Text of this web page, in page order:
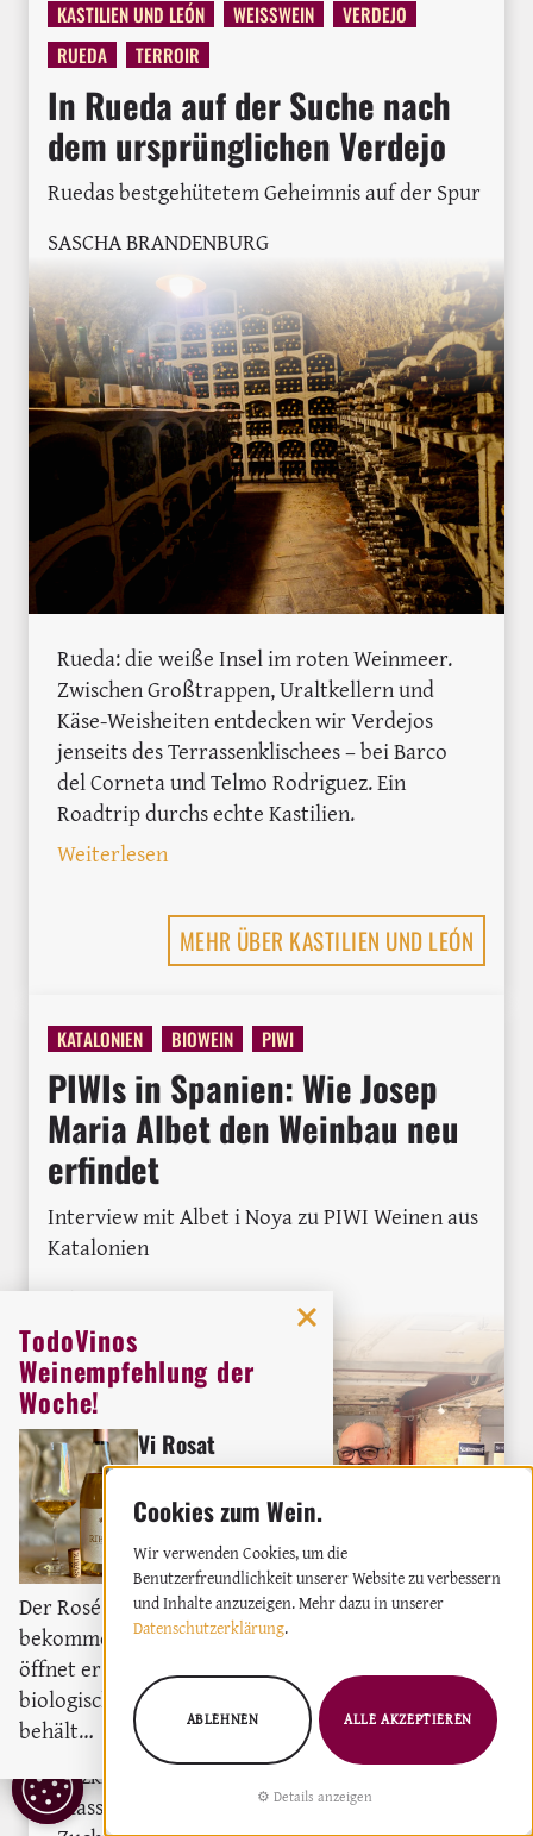
COOKIE
EINSTELLUNGEN
KASTILIEN UND LEÓN WEISSWEIN
VERDEJO
RUEDA
TERROIR
In Rueda auf der Suche nach
dem ursprünglichen Verdejo
Ruedas bestgehütetem Geheimnis auf der Spur
SASCHA BRANDENBURG
Rueda: die weiße Insel im roten Weinmeer.
Zwischen Großtrappen, Uraltkellern und
Käse-Weisheiten entdecken wir Verdejos
jenseits des Terrassenklischees – bei Barco
del Corneta und Telmo Rodriguez. Ein
Roadtrip durchs echte Kastilien.
Weiterlesen: In Rueda auf der Suche nach dem
MEHR ÜBER KASTILIEN UND LEÓN
KATALONIEN BIOWEIN PIWI
PIWIs in Spanien: Wie Josep
Maria Albet den Weinbau neu
erfindet
Interview mit Albet i Noya zu PIWI Weinen aus
Katalonien
MARION ROCKSTROH-KRUFT
Von Bio zu Zero Treatment: Josep Maria
Albet züchtet PIWI-Reben, die
Pilzkrankheiten trotzen und wie katalanische
Klassiker schmecken. 650.000 Kreuzungen, 4
TodoVinos
Weinempfehlung der
Woche!
Vi Rosat
Rosé
2023
Der Rosé darf gerne etwas Luft
bekommen, denn dadurch
öffnet er sich richtig. Trotz des
biologischen Säureabbaus,
behält…
Wir verwenden Cookies, um die
Benutzerfreundlichkeit unserer Website zu verbessern
und Inhalte anzuzeigen. Mehr dazu in unserer
Datenschutzerklärung.
Details anzeigen
ABLEHNEN ALLE AKZEPTIEREN